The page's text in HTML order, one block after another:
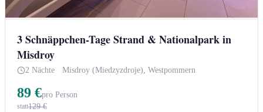
3 Schnäppchen-Tage Strand & Nationalpark in
Misdroy
2 Nächte · Misdroy (Miedzyzdroje), Westpommern
89 €pro Person
statt129 €